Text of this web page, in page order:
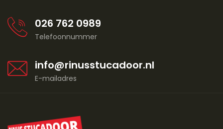
026 762 0989
Telefoonnummer
info@rinusstucadoor.nl
E-mailadres